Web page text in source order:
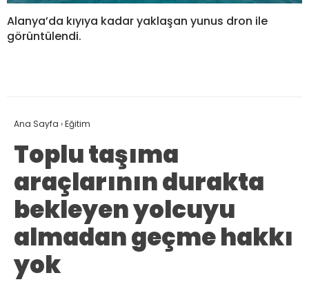
Alanya’da kıyıya kadar yaklaşan yunus dron ile
görüntülendi.
Ana Sayfa ›Eğitim
Toplu taşıma
araçlarının durakta
bekleyen yolcuyu
almadan geçme hakkı
yok